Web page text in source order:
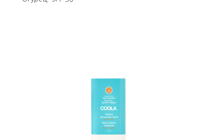
Подробнее
В корзину